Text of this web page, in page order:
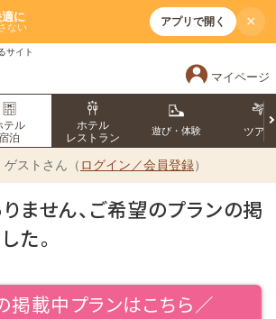
に
ない アプリで開く ×
サイト
マイページ
テル
泊
ホテル
レストラン
遊び・体験 ツアー
ゲストさん（ ログイン／会員登録）
ません、ご希望のプランの掲
た。
掲載中プランはこちら／